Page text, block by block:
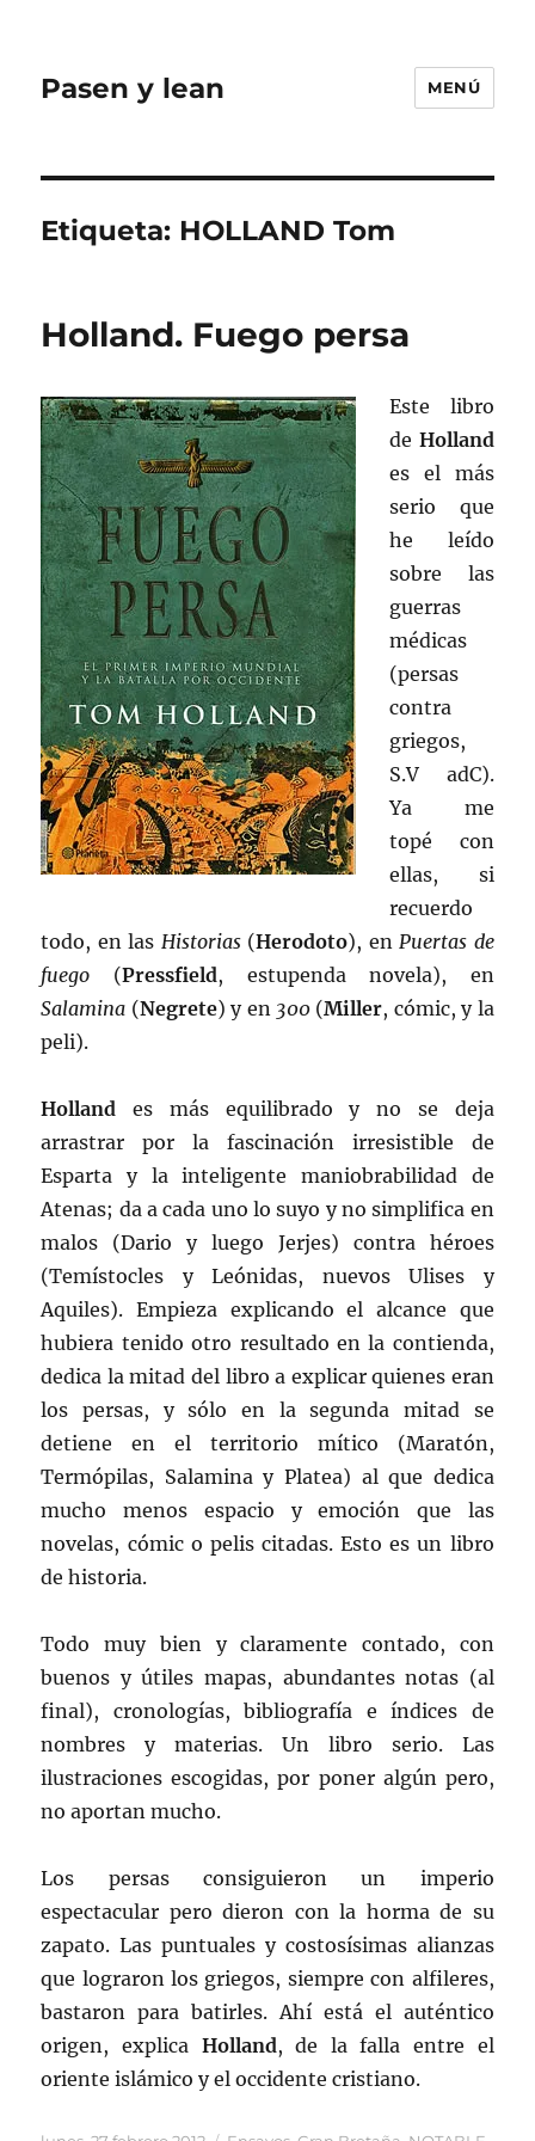
Pasen y lean MENÚ
Etiqueta: HOLLAND Tom
Holland. Fuego persa
Este libro
de Holland
es el más
serio que
he leído
sobre las
guerras
médicas
(persas
contra
griegos,
S.V adC).
Ya me
topé con
ellas, si
recuerdo
todo, en las Historias(Herodoto), enPuertas de
fuego (Pressfield, estupenda novela), en
Salamina (Negrete) y en 300 (Miller, cómic, y la
peli).
Holland es más equilibrado y no se deja
arrastrar por la fascinación irresistible de
Esparta y la inteligente maniobrabilidad de
Atenas; da a cada uno lo suyo y no simplifica en
malos (Dario y luego Jerjes) contra héroes
(Temístocles y Leónidas, nuevos Ulises y
Aquiles). Empieza explicando el alcance que
hubiera tenido otro resultado en la contienda,
dedica la mitad del libro a explicar quienes eran
los persas, y sólo en la segunda mitad se
detiene en el territorio mítico (Maratón,
Termópilas, Salamina y Platea) al que dedica
mucho menos espacio y emoción que las
novelas, cómic o pelis citadas. Esto es un libro
de historia.
Todo muy bien y claramente contado, con
buenos y útiles mapas, abundantes notas (al
final), cronologías, bibliografía e índices de
nombres y materias. Un libro serio. Las
ilustraciones escogidas, por poner algún pero,
no aportan mucho.
Los persas consiguieron un imperio
espectacular pero dieron con la horma de su
zapato. Las puntuales y costosísimas alianzas
que lograron los griegos, siempre con alfileres,
bastaron para batirles. Ahí está el auténtico
origen, explica Holland, de la falla entre el
oriente islámico y el occidente cristiano.